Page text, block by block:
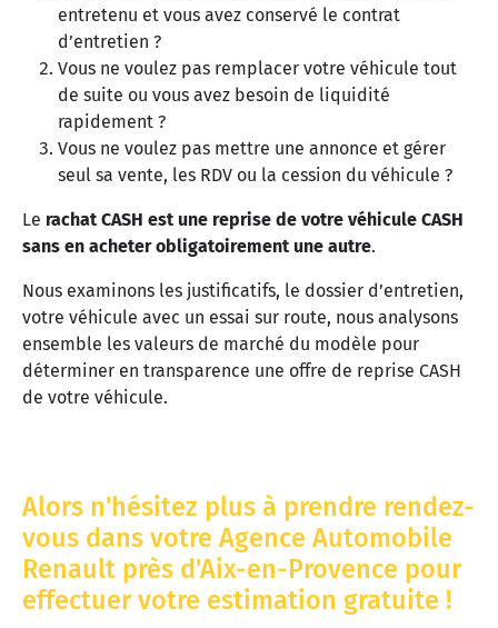
entretenu et vous avez conservé le contrat
d’entretien ?
Vous ne voulez pas remplacer votre véhicule tout
de suite ou vous avez besoin de liquidité
rapidement ?
Vous ne voulez pas mettre une annonce et gérer
seul sa vente, les RDV ou la cession du véhicule ?
Le rachat CASH est une reprise de votre véhicule CASH
sans en acheter obligatoirement une autre.
Nous examinons les justificatifs, le dossier d’entretien,
votre véhicule avec un essai sur route, nous analysons
ensemble les valeurs de marché du modèle pour
déterminer en transparence une offre de reprise CASH
de votre véhicule.
Alors n'hésitez plus à prendre rendez-
vous dans votre Agence Automobile
Renault près d'Aix-en-Provence pour
effectuer votre estimation gratuite !